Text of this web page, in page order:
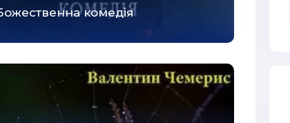
комедія